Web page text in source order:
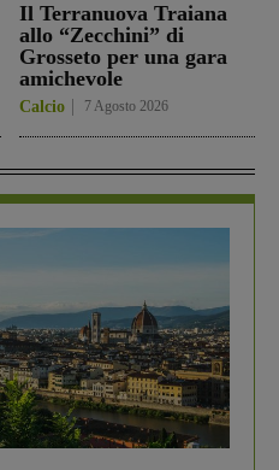
Il Terranuova Traiana
allo “Zecchini” di
Grosseto per una gara
amichevole
Calcio 7 Agosto 2026